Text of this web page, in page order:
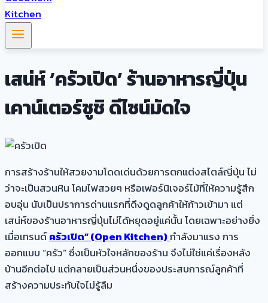
เสน่ห์ ‘ครัวเปิด’ ร้านอาหารญี่ปุ่น
เคาน์เตอร์ซูชิ ดีไซน์มัดใจ
การสร้างร้านให้สวยงามโดดเด่นด้วยการตกแต่งสไตล์ญี่ปุ่น ไม่
ว่าจะเป็นสวนหิน โคมไฟสวยๆ หรือเฟอร์นิเจอร์ไม้ที่ให้ความรู้สึก
อบอุ่น นับเป็นปราการด่านแรกที่ดึงดูดลูกค้าให้ก้าวเข้ามา แต่
เสน่ห์ของร้านอาหารญี่ปุ่นไม่ได้หยุดอยู่แค่นั้น โดยเฉพาะอย่างยิ่ง
เมื่อเทรนด์ครัวเปิด” (Open Kitchen)กำลังมาแรง การ
ออกแบบ “ครัว” ซึ่งเป็นหัวใจหลักของร้าน จึงไม่ใช่แค่เรื่องหลัง
บ้านอีกต่อไป แต่กลายเป็นส่วนหนึ่งของประสบการณ์ลูกค้าที่
สร้างความประทับใจไม่รู้ลืม